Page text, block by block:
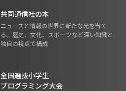
共同通信社の本
ニュースと情報の世界に新たな光を当て
る。歴史、文化、スポーツなど深い知識と
独自の視点で構成
全国選抜小学生
プログラミング大会